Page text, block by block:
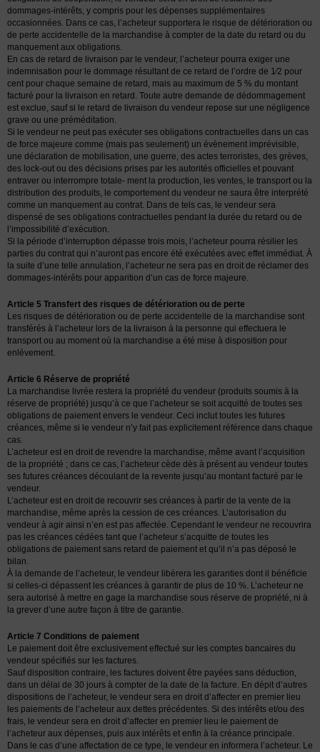
dommages-intérêts, y compris pour les dépenses supplémentaires
occasionnées. Dans ce cas, l’acheteur supportera le risque de détérioration ou
de perte accidentelle de la marchandise à compter de la date du retard ou du
manquement aux obligations.
En cas de retard de livraison par le vendeur, l’acheteur pourra exiger une
indemnisation pour le dommage résultant de ce retard de l’ordre de 1⁄2 pour
cent pour chaque semaine de retard, mais au maximum de 5 % du montant
facturé pour la livraison en retard. Toute autre demande de dédommagement
est exclue, sauf si le retard de livraison du vendeur repose sur une négligence
grave ou une préméditation.
Si le vendeur ne peut pas exécuter ses obligations contractuelles dans un cas
de force majeure comme (mais pas seulement) un évènement imprévisible,
une déclaration de mobilisation, une guerre, des actes terroristes, des grèves,
des lock-out ou des décisions prises par les autorités officielles et pouvant
entraver ou interrompre totale- ment la production, les ventes, le transport ou la
distribution des produits, le comportement du vendeur ne saura être interprété
comme un manquement au contrat. Dans de tels cas, le vendeur sera
dispensé de ses obligations contractuelles pendant la durée du retard ou de
l’impossibilité d’exécution.
Si la période d’interruption dépasse trois mois, l’acheteur pourra résilier les
parties du contrat qui n’auront pas encore été exécutées avec effet immédiat. À
la suite d’une telle annulation, l’acheteur ne sera pas en droit de réclamer des
dommages-intérêts pour apparition d’un cas de force majeure.
Article 5 Transfert des risques de détérioration ou de perte
Les risques de détérioration ou de perte accidentelle de la marchandise sont
transférés à l’acheteur lors de la livraison à la personne qui effectuera le
transport ou au moment où la marchandise a été mise à disposition pour
enlèvement.
Article 6 Réserve de propriété
La marchandise livrée restera la propriété du vendeur (produits soumis à la
réserve de propriété) jusqu’à ce que l’acheteur se soit acquitté de toutes ses
obligations de paiement envers le vendeur. Ceci inclut toutes les futures
créances, même si le vendeur n’y fait pas explicitement référence dans chaque
cas.
L’acheteur est en droit de revendre la marchandise, même avant l’acquisition
de la propriété ; dans ce cas, l’acheteur cède dès à présent au vendeur toutes
ses futures créances découlant de la revente jusqu’au montant facturé par le
vendeur.
L’acheteur est en droit de recouvrir ses créances à partir de la vente de la
marchandise, même après la cession de ces créances. L’autorisation du
vendeur à agir ainsi n’en est pas affectée. Cependant le vendeur ne recouvrira
pas les créances cédées tant que l’acheteur s’acquitte de toutes les
obligations de paiement sans retard de paiement et qu’il n’a pas déposé le
bilan.
À la demande de l’acheteur, le vendeur libèrera les garanties dont il bénéficie
si celles-ci dépassent les créances à garantir de plus de 10 %. L’acheteur ne
sera autorisé à mettre en gage la marchandise sous réserve de propriété, ni à
la grever d’une autre façon à titre de garantie.
Article 7 Conditions de paiement
Le paiement doit être exclusivement effectué sur les comptes bancaires du
vendeur spécifiés sur les factures.
Sauf disposition contraire, les factures doivent être payées sans déduction,
dans un délai de 30 jours à compter de la date de la facture. En dépit d’autres
dispositions de l’acheteur, le vendeur sera en droit d’affecter en premier lieu
les paiements de l’acheteur aux dettes précédentes. Si des intérêts et/ou des
frais, le vendeur sera en droit d’affecter en premier lieu le paiement de
l’acheteur aux dépenses, puis aux intérêts et enfin à la créance principale.
Dans le cas d’une affectation de ce type, le vendeur en informera l’acheteur. Le